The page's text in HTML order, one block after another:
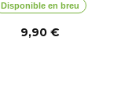
Disponible en breu
9,90 €